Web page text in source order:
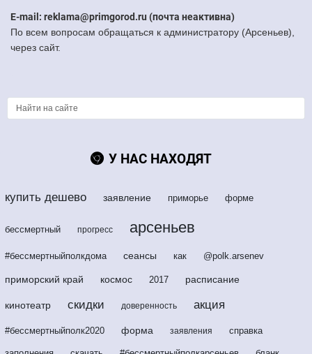
E-mail: reklama@primgorod.ru (почта неактивна)
По всем вопросам обращаться к администратору (Арсеньев),
через сайт.
У НАС НАХОДЯТ
купить дешево заявление приморье форме
бессмертный прогресс арсеньев
#бессмертныйполкдома сеансы как @polk.arsenev
приморский край космос 2017 расписание
кинотеатр скидки доверенность акция
#бессмертныйполк2020 форма заявления справка